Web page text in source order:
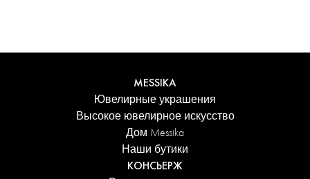
ПОДРОБНЕЕ
MESSIKA
Ювелирные украшения
Высокое ювелирное искусство
Дом Messika
Наши бутики
КОНСЬЕРЖ